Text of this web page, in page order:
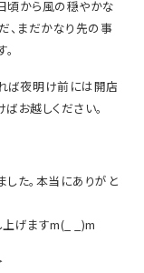
頃から風の穏やかな
、まだかなり先の事
ば夜明け前には開店
お越しください。
た。本当にありがと
上げますm(_ _)m